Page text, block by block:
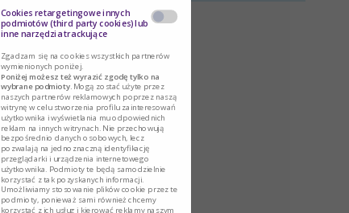
Cookies retargetingowe innych
podmiotów (third party cookies) lub
inne narzędzia trackujące
Zgadzam się na cookies wszystkich partnerów
wymienionych poniżej.
Poniżej możesz też wyrazić zgodę tylko na
wybrane podmioty. Mogą zostać użyte przez
naszych partnerów reklamowych poprzez naszą
witrynę w celu stworzenia profilu zainteresowań
użytkownika i wyświetlania mu odpowiednich
reklam na innych witrynach. Nie przechowują
bezpośrednio danych osobowych, lecz
pozwalają na jednoznaczną identyfikację
przeglądarki i urządzenia internetowego
użytkownika. Podmioty te będą samodzielnie
korzystać z tak pozyskanych informacji.
Umożliwiamy stosowanie plików cookie przez te
podmioty, ponieważ sami również chcemy
korzystać z ich usług i kierować reklamy naszym